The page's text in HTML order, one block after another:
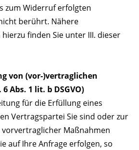
zum Widerruf erfolgten
berührt. Nähere
finden Sie unter III. dieser
von (vor-)vertraglichen
Abs. 1 lit. b DSGVO)
für die Erfüllung eines
Vertragspartei Sie sind oder zur
Maßnahmen
auf Ihre Anfrage erfolgen, so